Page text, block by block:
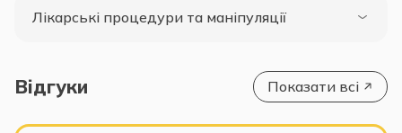
Лікарські процедури та маніпуляції
Відгуки Показати всі